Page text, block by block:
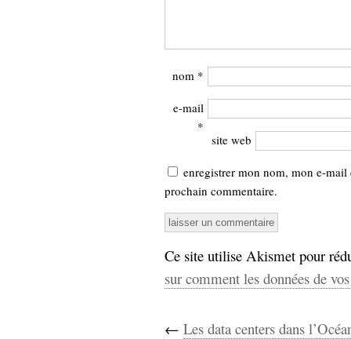
nom *
e-mail
*
site web
enregistrer mon nom, mon e-
prochain commentaire.
Ce site utilise Akismet pour
sur comment les données de
← Les data centers dans